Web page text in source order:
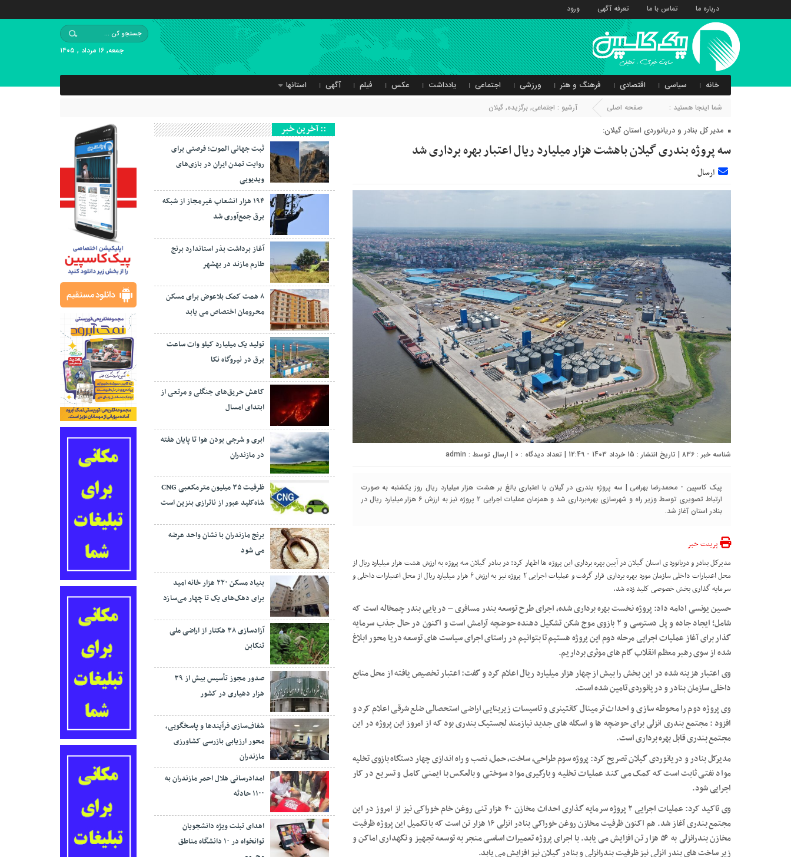
درباره ما تماس با ما تعرفه آگهی ورود
جمعه, ۱۶ مرداد , ۱۴۰۵
خانه سیاسی اقتصادی فرهنگ و هنر ورزشی اجتماعی یادداشت عکس فیلم آگهی استانها
شما اینجا هستید : صفحه اصلی آرشیو : اجتماعی, برگزیده, گیلان
مدیر کل بنادر و دریانوردی استان گیلان:
سه پروژه بندری گیلان باهشت هزار میلیارد ریال اعتبار بهره برداری شد
ارسال
شناسه خبر : 836 | تاریخ انتشار : 15 خرداد 1403 - 12:49 | تعداد دیدگاه : 0 | ارسال توسط : admin
پیک کاسپین - محمدرضا بهرامی | سه پروژه بندری در گیلان با اعتباری بالغ بر هشت هزار میلیارد ریال روز یکشنبه به صورت
ارتباط تصویری توسط وزیر راه و شهرسازی بهره‌برداری شد و همزمان عملیات اجرایی ۲ پروژه نیز به ارزش ۶ هزار میلیارد ریال در
بنادر استان آغاز شد.
پرینت خبر
مدیرکل بنادر و دریانوردی استان گیلان در آیین بهره برداری این پروژه ها اظهار کرد: در بنادر گیلان سه پروژه به ارزش هشت هزار میلیارد ریال از
محل اعتبارات داخلی سازمان مورد بهره برداری قرار گرفت و عملیات اجرایی ۲ پروژه نیز به ارزش ۶ هزار میلیارد ریال از محل اعتبارات داخلی و
سرمایه گذاری بخش خصوصی کلید زده شد.
حسین یونسی ادامه داد: پروژه نخست بهره برداری شده، اجرای طرح توسعه بندر مسافری – دریایی بندر چمخاله است که
شامل؛ ایجاد جاده و پل دسترسی و ۲ بازوی موج شکن تشکیل دهنده حوضچه آرامش است و اکنون در حال جذب سرمایه
گذار برای آغاز عملیات اجرایی مرحله دوم این پروژه هستیم تا بتوانیم در راستای اجرای سیاست های توسعه دریا محور ابلاغ
شده از سوی رهبر معظم انقلاب گام های موثری برداریم.
وی اعتبار هزینه شده در این بخش را بیش از چهار هزار میلیارد ریال اعلام کرد و گفت: اعتبار تخصیص یافته از محل منابع
داخلی سازمان بنادر و دریانوردی تامین شده است.
وی پروژه دوم را محوطه سازی و احداث ترمینال کانتینری و تاسیسات زیربنایی اراضی استحصالی ضلع شرقی اعلام کرد و
افزود : مجتمع بندری انزلی برای حوضچه ها و اسکله های جدید نیازمند لجستیک بندری بود که از امروز این پروژه در این
مجتمع بندری قابل بهره برداری است.
مدیرکل بنادر و دریانوردی گیلان تصریح کرد: پروژه سوم طراحی، ساخت، حمل، نصب و راه اندازی چهار دستگاه بازوی تخلیه
مواد نفتی ثابت است که کمک می کند عملیات تخلیه و بارگیری مواد سوختی و بالعکس با ایمنی کامل و تسریع در کار
اجرایی شود.
وی تاکید کرد: عملیات اجرایی ۲ پروژه سرمایه گذاری احداث مخازن ۴۰ هزار تنی روغن خام خوراکی نیز از امروز در این
مجتمع بندری آغاز شد. هم اکنون ظرفیت مخازن روغن خوراکی بنادر انزلی ۱۶ هزار تن است که با تکمیل این پروژه ظرفیت
مخازن بندرانزلی به ۵۶ هزار تن افزایش می یابد. با اجرای پروژه تعمیرات اساسی منجر به توسعه تجهیز و نگهداری اماکن و
زیر ساخت های بندر انزلی نیز ظرفیت بندرانزلی و بنادر گیلان نیز افزایش می یابد.
:: آخرین خبر
ثبت جهانی الموت؛ فرصتی برای
روایت تمدن ایران در بازی‌های
ویدیویی
۱۹۴ هزار انشعاب غیرمجاز از شبکه
برق جمع‌آوری شد
آغاز برداشت بذر استاندارد برنج
طارم مازند در بهشهر
۸ همت کمک بلاعوض برای مسکن
محرومان اختصاص می یابد
تولید یک میلیارد کیلو وات ساعت
برق در نیروگاه نکا
کاهش حریق‌های جنگلی و مرتعی از
ابتدای امسال
ابری و شرجی بودن هوا تا پایان هفته
در مازندران
ظرفیت ۳۵ میلیون مترمکعبی CNG
شاه‌کلید عبور از ناترازی بنزین است
برنج مازندران با نشان واحد عرضه
می شود
بنیاد مسکن ۲۲۰ هزار خانه امید
برای دهک‌های یک تا چهار می‌سازد
آزادسازی ۳۸ هکتار از اراضی ملی
تنکابن
صدور مجوز تأسیس بیش از ۳۹
هزار دهیاری در کشور
شفاف‌سازی فرآیند‌ها و پاسخگویی،
محور ارزیابی بازرسی کشاورزی
مازندران
امدادرسانی هلال احمر مازندران به
۱۱۰۰ حادثه
اهدای تبلت ویژه دانشجویان
توانخواه در ۱۰ دانشگاه مناطق